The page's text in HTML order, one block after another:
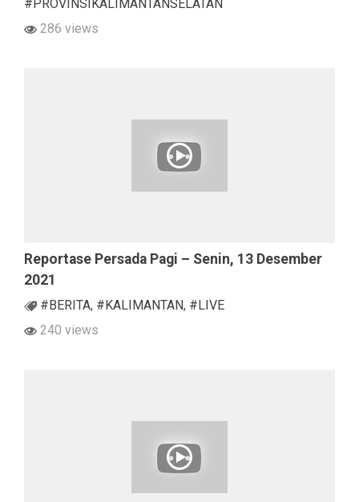
#PROVINSIKALIMANTANSELATAN
286 views
Reportase Persada Pagi – Senin, 13 Desember
2021
#BERITA, #KALIMANTAN, #LIVE
240 views